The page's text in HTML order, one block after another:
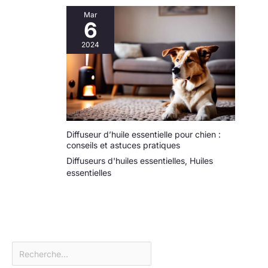
entonnoirs, 3
plastique et 1
autocollant. Ces
bouteilles en verre
de voyage sont
petites et légères et
se glissent
facilement dans
Utilisation
polyvalente : ces
bouteilles en verre
des huiles
petit et léger flacon
facile à transporter
et se glisse dans
votre sac, sac à
main ou sac à dos
sans prendre
beaucoup de place.
Livré avec une
pipette et un
entonnoir pour
remplir facilement
Mar
6
2024
Diffuseur d’huile essentielle pour chien :
conseils et astuces pratiques
Diffuseurs d'huiles essentielles, Huiles
essentielles